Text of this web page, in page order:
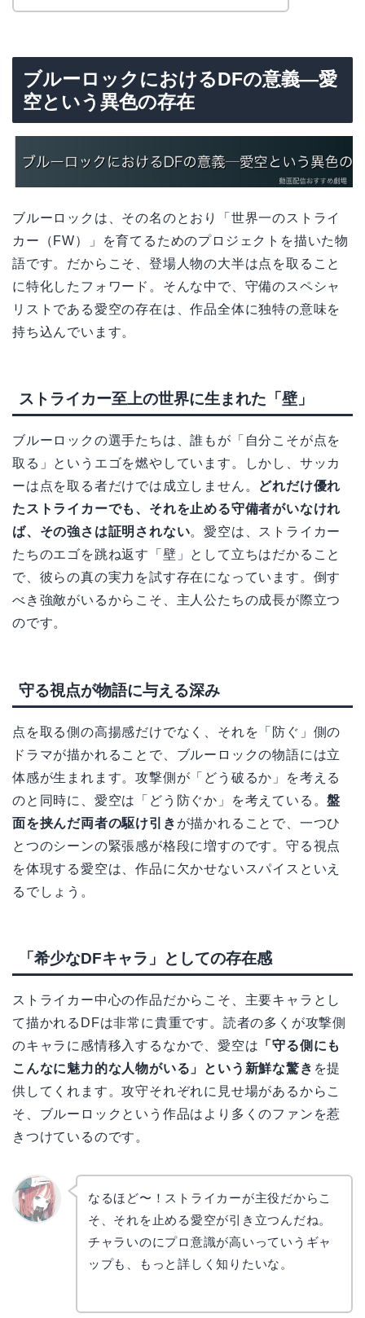
ブルーロックにおけるDFの意義—愛
空という異色の存在
ブルーロックは、その名のとおり「世界一のストライ
カー（FW）」を育てるためのプロジェクトを描いた物
語です。だからこそ、登場人物の大半は点を取ること
に特化したフォワード。そんな中で、守備のスペシャ
リストである愛空の存在は、作品全体に独特の意味を
持ち込んでいます。
ストライカー至上の世界に生まれた「壁」
ブルーロックの選手たちは、誰もが「自分こそが点を
取る」というエゴを燃やしています。しかし、サッカ
ーは点を取る者だけでは成立しません。 どれだけ優れ
たストライカーでも、それを止める守備者がいなけれ
ば、その強さは証明されない。愛空は、ストライカー
たちのエゴを跳ね返す「壁」として立ちはだかること
で、彼らの真の実力を試す存在になっています。倒す
べき強敵がいるからこそ、主人公たちの成長が際立つ
のです。
守る視点が物語に与える深み
点を取る側の高揚感だけでなく、それを「防ぐ」側の
ドラマが描かれることで、ブルーロックの物語には立
体感が生まれます。攻撃側が「どう破るか」を考える
のと同時に、愛空は「どう防ぐか」を考えている。盤
面を挟んだ両者の駆け引き が描かれることで、一つひ
とつのシーンの緊張感が格段に増すのです。守る視点
を体現する愛空は、作品に欠かせないスパイスといえ
るでしょう。
「希少なDFキャラ」としての存在感
ストライカー中心の作品だからこそ、主要キャラとし
て描かれるDFは非常に貴重です。読者の多くが攻撃側
のキャラに感情移入するなかで、愛空は 「守る側にも
こんなに魅力的な人物がいる」という新鮮な驚き を提
供してくれます。攻守それぞれに見せ場があるからこ
そ、ブルーロックという作品はより多くのファンを惹
きつけているのです。
なるほど〜！ストライカーが主役だからこ
そ、それを止める愛空が引き立つんだね。
チャラいのにプロ意識が高いっていうギャ
ップも、もっと詳しく知りたいな。